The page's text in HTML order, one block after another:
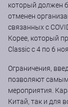
который должен
отменен
связанных с
Корее, который
Classic с 4 по 6
Ограничения,
позволяют
мероприятия.
Китай, так и для